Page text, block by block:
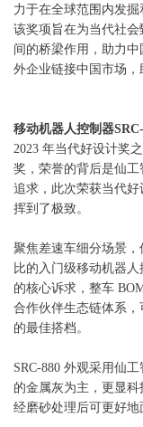
力于在全球范围内发掘
该奖项旨在为当代社
间的桥梁作用，助力
外企业链接中国市场，
移动机器人控制器
2023 年当代好设计奖
奖，荣誉的背后是仙
追求，此次荣获当代
挥到了极致。
聚焦差速车细分场景
比的入门级移动机器
的核心诉求，整车
合作伙伴生态链体系
的最佳搭档。
SRC-880 外观采用仙
的金属灰为主，更显
经磨砂处理后可更好地